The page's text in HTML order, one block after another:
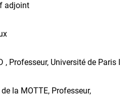
adjoint
, Professeur, Université de Paris I
la MOTTE, Professeur,